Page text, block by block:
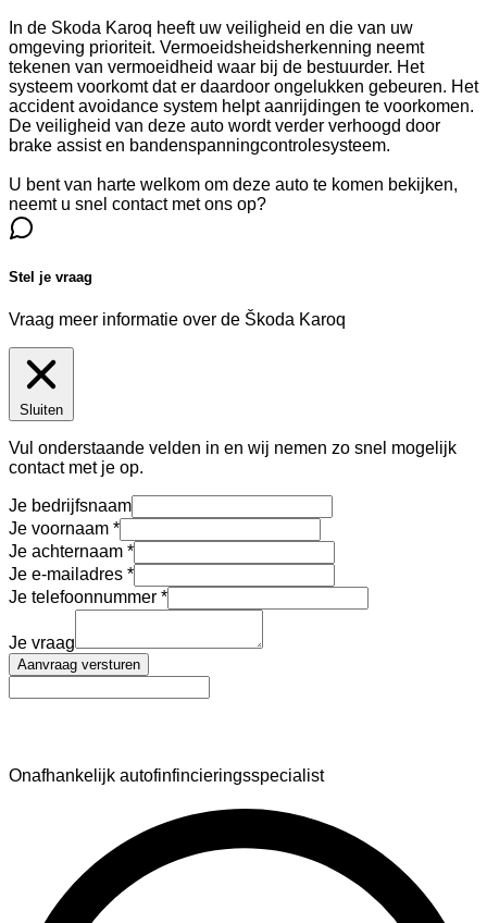
In de Skoda Karoq heeft uw veiligheid en die van uw
omgeving prioriteit. Vermoeidsheidsherkenning neemt
tekenen van vermoeidheid waar bij de bestuurder. Het
systeem voorkomt dat er daardoor ongelukken gebeuren. Het
accident avoidance system helpt aanrijdingen te voorkomen.
De veiligheid van deze auto wordt verder verhoogd door
brake assist en bandenspanningcontrolesysteem.
U bent van harte welkom om deze auto te komen bekijken,
neemt u snel contact met ons op?
Stel je vraag
Vraag meer informatie over de Škoda Karoq
Sluiten
Vul onderstaande velden in en wij nemen zo snel mogelijk
contact met je op.
Je bedrijfsnaam
Je voornaam
Je achternaam
Je e-mailadres
Je telefoonnummer
Je vraag
Aanvraag versturen
Onafhankelijk autofinfincieringsspecialist